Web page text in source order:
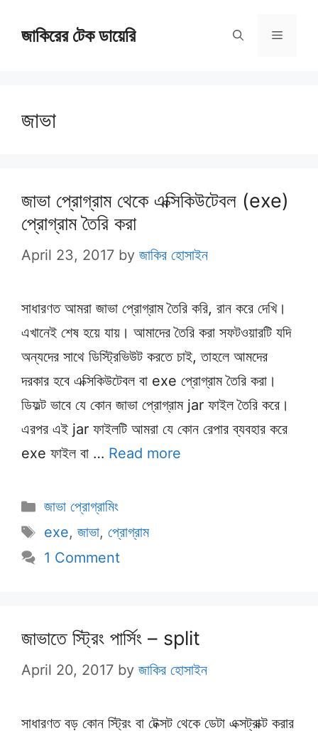
জাকিরের টেক ডায়েরি Menu
জাভা
জাভা প্রোগ্রাম থেকে এক্সিকিউটেবল (exe)
প্রোগ্রাম তৈরি করা
April 23, 2017 by জাকির হোসাইন
সাধারণত আমরা জাভা প্রোগ্রাম তৈরি করি, রান করে দেখি।
এখানেই শেষ হয়ে যায়। আমাদের তৈরি করা সফটওয়ারটি যদি
অন্যদের সাথে ডিস্ট্রিভিউট করতে চাই, তাহলে আমদের
দরকার হবে এক্সিকিউটেবল বা exe প্রোগ্রাম তৈরি করা।
ডিফল্ট ভাবে যে কোন জাভা প্রোগ্রাম jar ফাইল তৈরি করে।
এরপর এই jar ফাইলটি আমরা যে কোন রেপার ব্যবহার করে
exe ফাইল বা … Read more
Categories
জাভা প্রোগ্রামিং
Tags
exe, জাভা, প্রোগ্রাম
1 Comment
জাভাতে স্ট্রিং পার্সিং – split
April 20, 2017 by জাকির হোসাইন
সাধারণত বড় কোন স্ট্রিং বা টেক্সট থেকে ডেটা এক্সট্রাক্ট করার